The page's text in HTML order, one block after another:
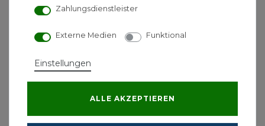
Energieverbrauchs- und Effizienz-An- zeige gemäß
Inbetriebnahme-Assistent mit automa- tischer
Ansicht/vereinfachte Ansicht - Umfangreiche
Diagnosefunktionen für den Service: Funktionstests,
Monitor- daten, Klartext-Störungsanzeige, Kon-
figurierbare Wartungsmeldung -
Zahlungsdienstleister
Externe Medien Funktional
Einstellungen
ALLE AKZEPTIEREN